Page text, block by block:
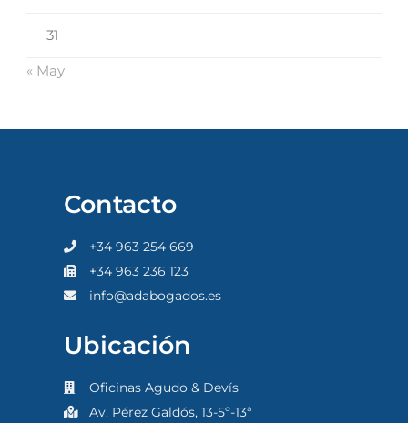
31
« May
Contacto
+34 963 254 669
+34 963 236 123
info@adabogados.es
Ubicación
Oficinas Agudo & Devís
Av. Pérez Galdós, 13-5º-13ª